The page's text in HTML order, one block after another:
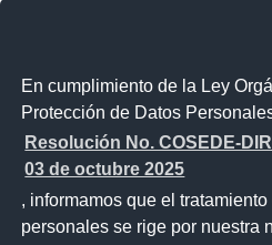
En cumplimiento de la Ley
Protección de Datos
Resolución No. COSEDE-
03 de octubre 2025
, informamos que el
personales se rige por nuestra
mayo 2018
Meta
Acceder
Feed de entradas
Feed de comentarios
WordPress.org